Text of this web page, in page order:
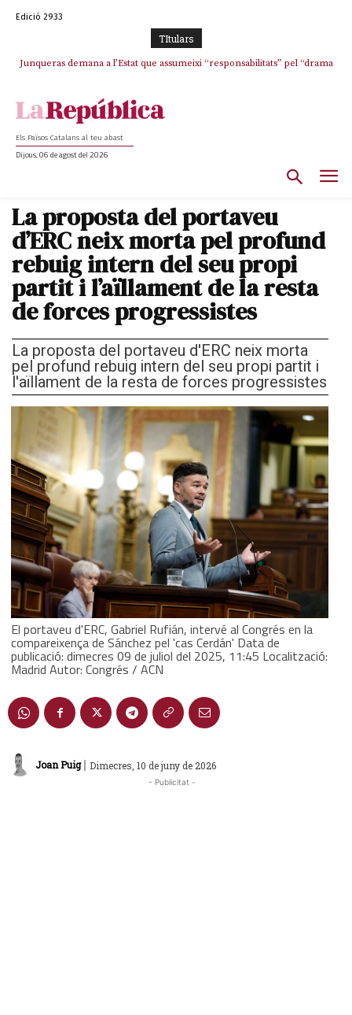
Edició 2933
TItulars
Junqueras demana a l’Estat que assumeixi “responsabilitats” pel “drama
L’abandonament de les seleccions catalanes per part de la UFEC
Els Països Catalans al teu abast
Dijous, 06 de agost del 2026
La proposta del portaveu
d’ERC neix morta pel profund
rebuig intern del seu propi
partit i l’aïllament de la resta
de forces progressistes
La proposta del portaveu d'ERC neix morta
pel profund rebuig intern del seu propi partit i
l'aïllament de la resta de forces progressistes
El portaveu d'ERC, Gabriel Rufián, intervé al Congrés en la
compareixença de Sánchez pel 'cas Cerdán' Data de
publicació: dimecres 09 de juliol del 2025, 11:45 Localització:
Madrid Autor: Congrés / ACN
Joan Puig | Dimecres, 10 de juny de 2026
- Publicitat -